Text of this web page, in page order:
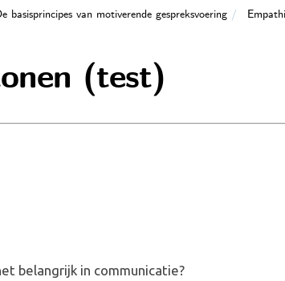
basisprincipes van motiverende gespreksvoering
(test)
belangrijk in communicatie?